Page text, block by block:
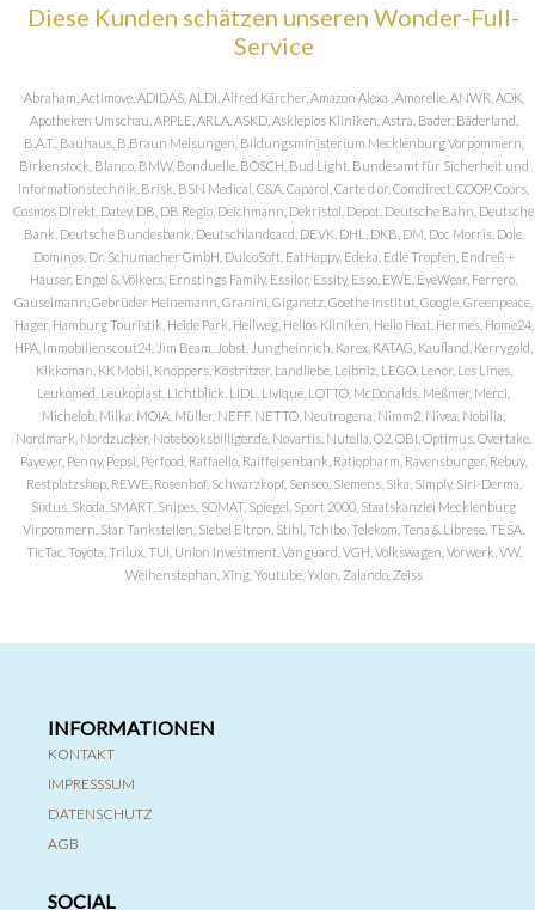
Diese Kunden schätzen unseren Wonder-Full-
Service
Abraham, Actimove, ADIDAS, ALDI, Alfred Kärcher, Amazon Alexa , Amorelie, ANWR, AOK,
Apotheken Umschau, APPLE, ARLA, ASKD, Asklepios Kliniken, Astra, Bader, Bäderland,
B.A.T., Bauhaus, B.Braun Melsungen, Bildungsministerium Mecklenburg Vorpommern,
Birkenstock, Blanco, BMW, Bonduelle, BOSCH, Bud Light, Bundesamt für Sicherheit und
Informationstechnik, Brisk, BSN Medical, C&A, Caparol, Carte d or, Comdirect, COOP, Coors,
Cosmos DIrekt, Datev, DB, DB Regio, Deichmann, Dekristol, Depot, Deutsche Bahn, Deutsche
Bank, Deutsche Bundesbank, Deutschlandcard, DEVK, DHL, DKB, DM, Doc Morris, Dole,
Dominos, Dr. Schumacher GmbH, DulcoSoft, EatHappy, Edeka, Edle Tropfen, Endreß +
Hauser, Engel & Völkers, Ernstings Family, Essilor, Essity, Esso, EWE, EyeWear, Ferrero,
Gauselmann, Gebrüder Heinemann, Granini, Giganetz, Goethe Institut, Google, Greenpeace,
Hager, Hamburg Touristik, Heide Park, Hellweg, Helios Kliniken, Hello Heat, Hermes, Home24,
HPA, Immobilienscout24, Jim Beam, Jobst, Jungheinrich, Karex, KATAG, Kaufland, Kerrygold,
Kikkoman, KK Mobil, Knoppers, Köstritzer, Landliebe, Leibniz, LEGO, Lenor, Les Lines,
Leukomed, Leukoplast, Lichtblick, LIDL, Livique, LOTTO, McDonalds, Meßmer, Merci,
Michelob, Milka, MOIA, Müller, NEFF, NETTO, Neutrogena, Nimm2, Nivea, Nobilia,
Nordmark, Nordzucker, Notebooksbilliger.de, Novartis, Nutella, O2, OBI, Optimus, Overtake,
Payever, Penny, Pepsi, Perfood, Raffaello, Raiffeisenbank, Ratiopharm, Ravensburger, Rebuy,
Restplatzshop, REWE, Rosenhof, Schwarzkopf, Senseo, Siemens, Sika, Simply, Siri-Derma,
Sixtus, Skoda, SMART, Snipes, SOMAT, Spiegel, Sport 2000, Staatskanzlei Mecklenburg
Virpommern, Star Tankstellen, Siebel Eltron, Stihl, Tchibo, Telekom, Tena & Librese, TESA,
TicTac, Toyota, Trilux, TUI, Union Investment, Vanguard, VGH, Volkswagen, Vorwerk, VW,
Weihenstephan, Xing, Youtube, Yxlon, Zalando, Zeiss
INFORMATIONEN
KONTAKT
IMPRESSSUM
DATENSCHUTZ
AGB
SOCIAL